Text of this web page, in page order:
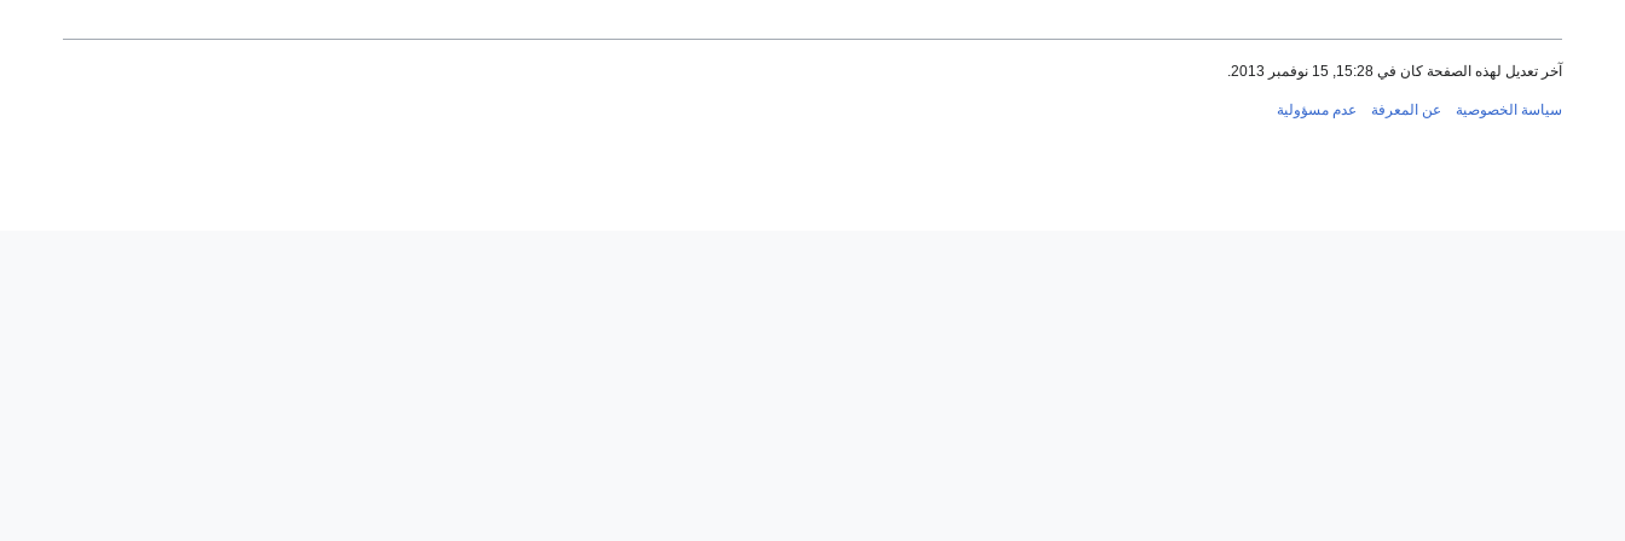
آخر تعديل لهذه الصفحة كان في 15:28, 15 نوفمبر 2013.
سياسة الخصوصية عن المعرفة عدم مسؤولية